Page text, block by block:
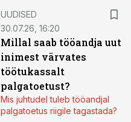
UUDISED
30.07.26, 16:20
Millal saab tööandja uut
inimest värvates
töötukassalt
palgatoetust?
Mis juhtudel tuleb tööandjal
palgatoetus riigile tagastada?